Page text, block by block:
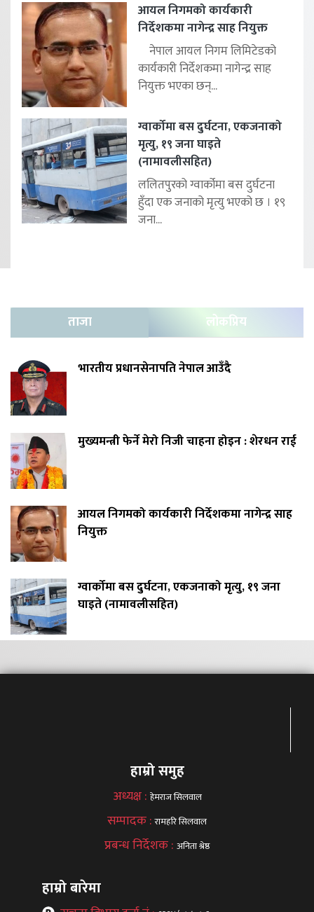
आयल निगमको कार्यकारी
निर्देशकमा नागेन्द्र साह नियुक्त
नेपाल आयल निगम लिमिटेडको
कार्यकारी निर्देशकमा नागेन्द्र साह
नियुक्त भएका छन्...
ग्वार्कोमा बस दुर्घटना, एकजनाको
मृत्यु, १९ जना घाइते
(नामावलीसहित)
ललितपुरको ग्वार्कोमा बस दुर्घटना
हुँदा एक जनाको मृत्यु भएको छ । १९
जना...
ताजा लोकप्रिय
भारतीय प्रधानसेनापति नेपाल आउँदै
मुख्यमन्त्री फेर्ने मेरो निजी चाहना होइन : शेरधन राई
आयल निगमको कार्यकारी निर्देशकमा नागेन्द्र साह
नियुक्त
ग्वार्कोमा बस दुर्घटना, एकजनाको मृत्यु, १९ जना
घाइते (नामावलीसहित)
हाम्रो समुह
अध्यक्ष : हेमराज सिलवाल
सम्पादक :रामहरि सिलवाल
प्रबन्ध निर्देशक : अनिता श्रेष्ठ
हाम्रो बारेमा